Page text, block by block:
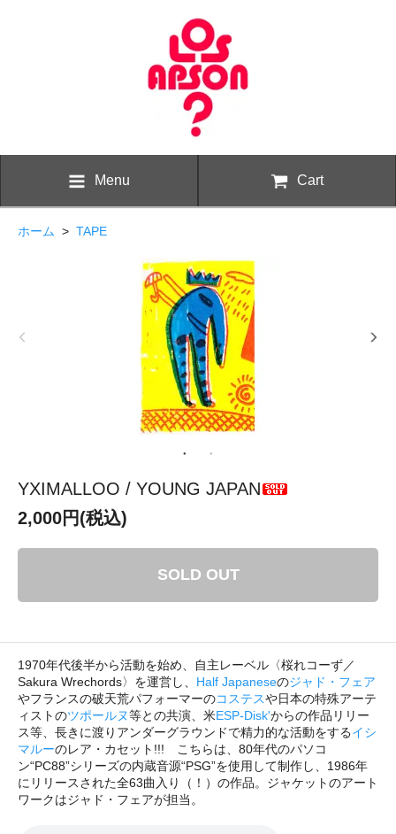
Menu Cart
ホーム > TAPE
YXIMALLOO / YOUNG JAPAN
2,000円(税込)
SOLD OUT
1970年代後半から活動を始め、自主レーベル〈桜れコーず／
Sakura Wrechords〉を運営し、 Half Japaneseのジャド・フェア
やフランスの破天荒パフォーマーのコステスや日本の特殊アーテ
ィストのツポールヌ等との共演、米ESP-Disk'からの作品リリー
ス等、長きに渡りアンダーグラウンドで精力的な活動をするイシ
マルーのレア・カセット!!! こちらは、80年代のパソコ
ン“PC88”シリーズの内蔵音源“PSG”を使用して制作し、1986年
にリリースされた全63曲入り（！）の作品。ジャケットのアート
ワークはジャド・フェアが担当。